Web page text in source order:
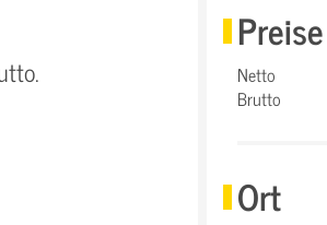
Preise
Netto
Brutto
Ort